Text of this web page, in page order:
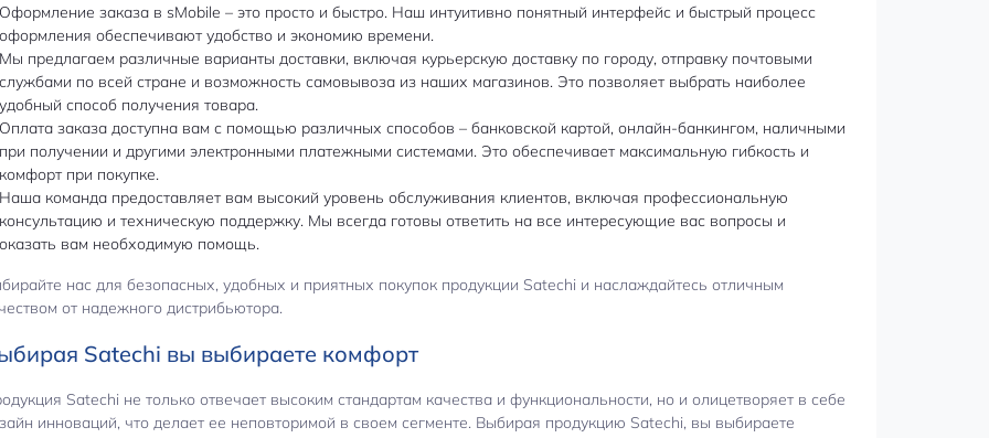
Оформление заказа в sMobile – это просто и быстро. Наш интуитивно понятный интерфейс и быстрый процесс
оформления обеспечивают удобство и экономию времени.
Мы предлагаем различные варианты доставки, включая курьерскую доставку по городу, отправку почтовыми
службами по всей стране и возможность самовывоза из наших магазинов. Это позволяет выбрать наиболее
удобный способ получения товара.
Оплата заказа доступна вам с помощью различных способов – банковской картой, онлайн-банкингом, наличными
при получении и другими электронными платежными системами. Это обеспечивает максимальную гибкость и
комфорт при покупке.
Наша команда предоставляет вам высокий уровень обслуживания клиентов, включая профессиональную
консультацию и техническую поддержку. Мы всегда готовы ответить на все интересующие вас вопросы и
оказать вам необходимую помощь.
нас для безопасных, удобных и приятных покупок продукции Satechi и наслаждайтесь отличным
от надежного дистрибьютора.
Satechi вы выбираете комфорт
Satechi не только отвечает высоким стандартам качества и функциональности, но и олицетворяет в себе
инноваций, что делает ее неповторимой в своем сегменте. Выбирая продукцию Satechi, вы выбираете